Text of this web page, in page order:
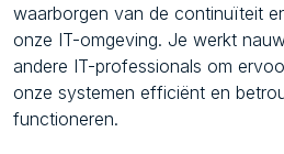
waarborgen van de continuïteit
onze IT-omgeving. Je werkt
andere IT-professionals om
onze systemen efficiënt en
functioneren.